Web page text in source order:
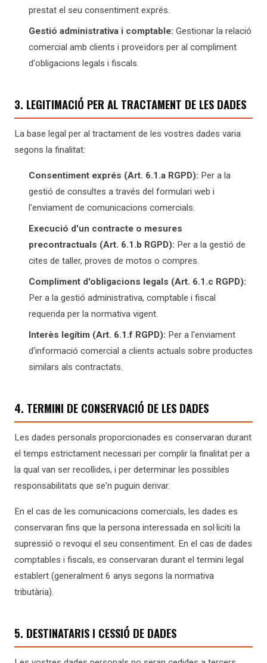
prestat el seu consentiment exprés.
Gestió administrativa i comptable: Gestionar la relació
comercial amb clients i proveïdors per al compliment
d'obligacions legals i fiscals.
3. LEGITIMACIÓ PER AL TRACTAMENT DE LES DADES
La base legal per al tractament de les vostres dades varia
segons la finalitat:
Consentiment exprés (Art. 6.1.a RGPD): Per a la
gestió de consultes a través del formulari web i
l'enviament de comunicacions comercials.
Execució d'un contracte o mesures
precontractuals (Art. 6.1.b RGPD): Per a la gestió de
cites de taller, proves de motos o compres.
Compliment d'obligacions legals (Art. 6.1.c RGPD):
Per a la gestió administrativa, comptable i fiscal
requerida per la normativa vigent.
Interès legítim (Art. 6.1.f RGPD): Per a l'enviament
d'informació comercial a clients actuals sobre productes
similars als contractats.
4. TERMINI DE CONSERVACIÓ DE LES DADES
Les dades personals proporcionades es conservaran durant
el temps estrictament necessari per complir la finalitat per a
la qual van ser recollides, i per determinar les possibles
responsabilitats que se'n puguin derivar.
En el cas de les comunicacions comercials, les dades es
conservaran fins que la persona interessada en sol·liciti la
supressió o revoqui el seu consentiment. En el cas de dades
comptables i fiscals, es conservaran durant el termini legal
establert (generalment 6 anys segons la normativa
tributària).
5. DESTINATARIS I CESSIÓ DE DADES